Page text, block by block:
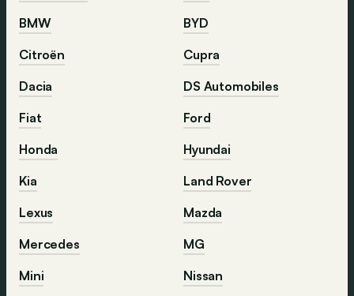
BMW
BYD
Citroën
Cupra
Dacia
DS Automobiles
Fiat
Ford
Honda
Hyundai
Kia
Land Rover
Lexus
Mazda
Mercedes
MG
Mini
Nissan